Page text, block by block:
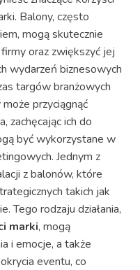
Balony, często
mogą skutecznie
oraz zwiększyć jej
wydarzeń biznesowych
targów branżowych
przyciągnąć
zachęcając ich do
być wykorzystane w
Jednym z
z balonów, które
takich jak
Tego rodzaju działania,
marki, mogą
i emocje, a także
eventu, co